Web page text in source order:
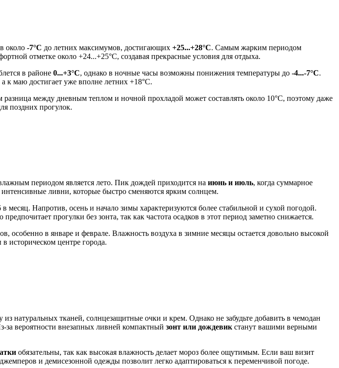
около -7°C до летних максимумов, достигающих +25...+28°C. Самым жарким периодом
отметке около +24...+25°C, создавая прекрасные условия для отдыха.
в районе 0...+3°C, однако в ночные часы возможны понижения температуры до -4...-7°C.
к маю достигает уже вполне летних +18°C.
разница между дневным теплом и ночной прохладой может составлять около 10°C, поэтому даже
поздних прогулок.
периодом является лето. Пик дождей приходится на июнь и июль, когда суммарное
интенсивные ливни, которые быстро сменяются ярким солнцем.
Напротив, осень и начало зимы характеризуются более стабильной и сухой погодой.
прогулки без зонта, так как частота осадков в этот период заметно снижается.
особенно в январе и феврале. Влажность воздуха в зимние месяцы остается довольно высокой
историческом центре города.
натуральных тканей, солнцезащитные очки и крем. Однако не забудьте добавить в чемодан
вероятности внезапных ливней компактный зонт или дождевик станут вашими верными
обязательны, так как высокая влажность делает мороз более ощутимым. Если ваш визит
и демисезонной одежды позволит легко адаптироваться к переменчивой погоде.